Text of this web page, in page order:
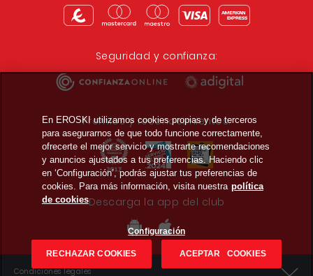
Seguridad y confianza:
Premios y reconocimientos:
Descarga la app del club
Condiciones legales
En EROSKI utilizamos cookies propias y de terceros
para asegurarnos de que todo funcione correctamente,
ofrecerte el mejor servicio y mostrarte recomendaciones
y anuncios ajustados a tus preferencias. Haciendo clic
en ‘Configuración’, podrás ajustar tus preferencias de
cookies. Para más información, visita nuestra política
de cookies
Configuración
RECHAZAR COOKIES ACEPTAR COOKIES